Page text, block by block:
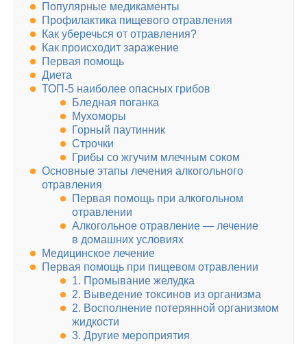
Популярные медикаменты
Профилактика пищевого отравления
Как уберечься от отравления?
Как происходит заражение
Первая помощь
Диета
ТОП-5 наиболее опасных грибов
Бледная поганка
Мухоморы
Горный паутинник
Строчки
Грибы со жгучим млечным соком
Основные этапы лечения алкогольного
отравления
Первая помощь при алкогольном
отравлении
Алкогольное отравление — лечение
в домашних условиях
Медицинское лечение
Первая помощь при пищевом отравлении
1. Промывание желудка
2. Выведение токсинов из организма
2. Восполнение потерянной организмом
жидкости
3. Другие мероприятия